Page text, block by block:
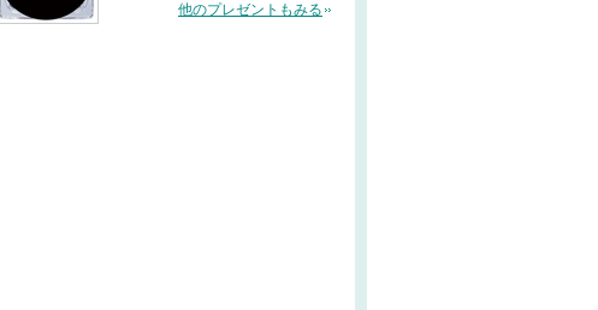
他のプレゼントもみる